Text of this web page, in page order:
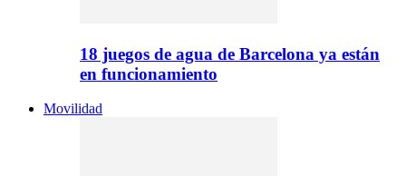
18 juegos de agua de Barcelona ya están
en funcionamiento
Movilidad